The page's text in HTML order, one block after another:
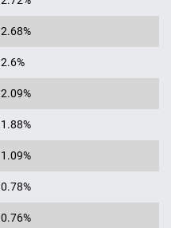
2.68%
2.6%
2.09%
1.88%
1.09%
0.78%
0.76%